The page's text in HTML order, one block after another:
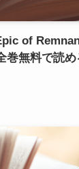
of
巻無料で読